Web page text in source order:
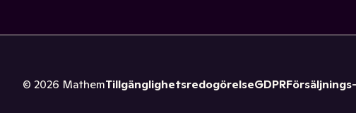
© 2026 MathemTillgänglighetsredogörelseGDPR